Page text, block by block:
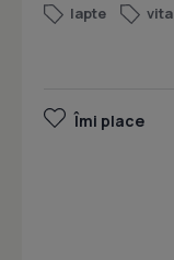
lapte
vita
Îmi place